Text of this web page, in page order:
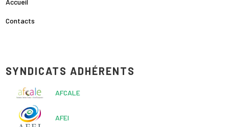
Accueil
Contacts
SYNDICATS ADHÉRENTS
AFCALE
AFEI